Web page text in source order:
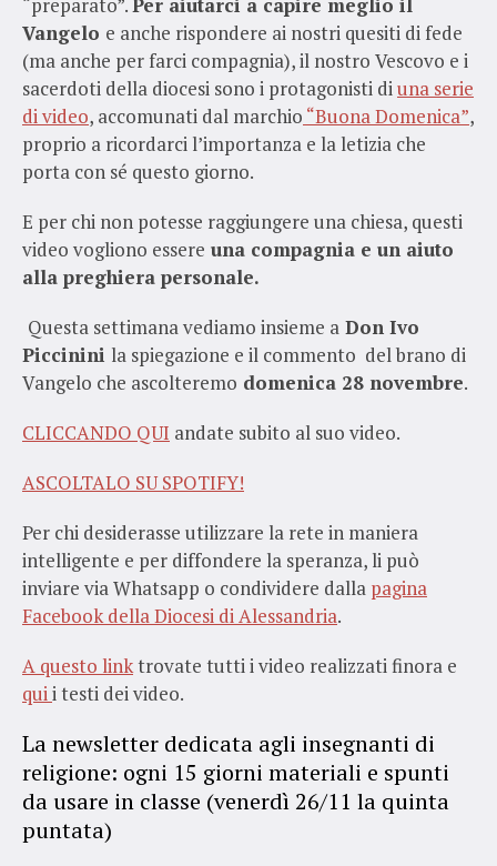
Vangelo e anche rispondere ai nostri quesiti di fede
(ma anche per farci compagnia), il nostro Vescovo e i
sacerdoti della diocesi sono i protagonisti diuna serie
di video, accomunati dal marchio “Buona Domenica”,
proprio a ricordarci l’importanza e la letizia che
porta con sé questo giorno.
E per chi non potesse raggiungere una chiesa, questi
video vogliono essere una compagnia e un aiuto
alla preghiera personale.
Questa settimana vediamo insieme a Don Ivo
Piccinini la spiegazione e il commento del brano di
Vangelo che ascolteremo domenica 28 novembre.
CLICCANDO QUI andate subito al suo video.
ASCOLTALO SU SPOTIFY!
Per chi desiderasse utilizzare la rete in maniera
intelligente e per diffondere la speranza, li può
inviare via Whatsapp o condividere dalla pagina
Facebook della Diocesi di Alessandria.
A questo linktrovate tutti i video realizzati finora e
quii testi dei video.
La newsletter dedicata agli insegnanti di
religione: ogni 15 giorni materiali e spunti
da usare in classe (venerdì 26/11 la quinta
puntata)